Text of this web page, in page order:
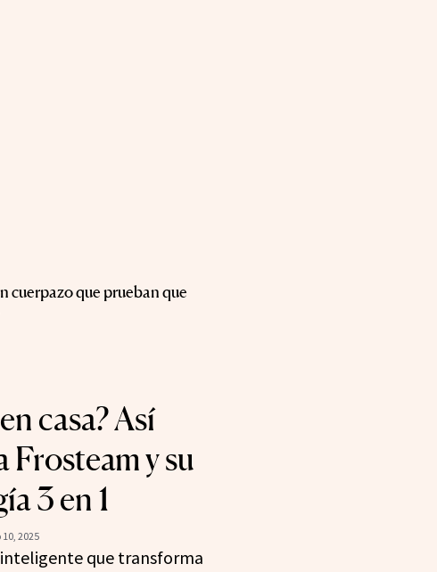
cuerpazo que prueban que
casa? Así
y su
3 en 1
2025
que transforma